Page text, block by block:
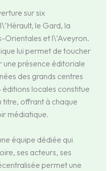
sur six
le Gard, la
Orientales et l\’Aveyron.
lui permet de toucher
une présence éditoriale
des grands centres
éditions locales constitue
titre, offrant à chaque
médiatique.
équipe dédiée qui
ses acteurs, ses
permet une